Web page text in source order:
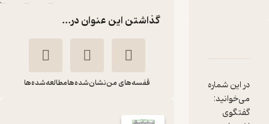
در این شماره
می‌خوانید:
گفتگوی
گذاشتن این عنوان در...
قفسه‌های من نشان‌شده‌هامطالعه‌شده‌ها